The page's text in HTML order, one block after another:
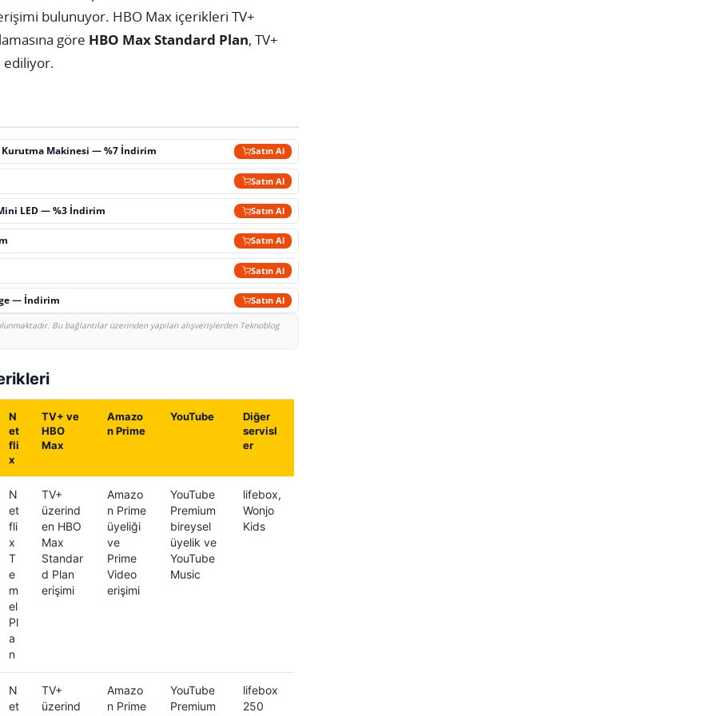
bulunuyor. HBO Max içerikleri TV+
göre HBO Max Standard Plan, TV+
ediliyor.
Kurutma Makinesi — %7 İndirim Satın Al
Satın Al
LED — %3 İndirim Satın Al
Satın Al
Satın Al
— İndirim Satın Al
Bu bağlantılar üzerinden yapılan alışverişlerden Teknoblog
N
et
fli
x
TV+ ve
HBO
Max
Amazo
n Prime
YouTube
Diğer
servisl
er
N
et
fli
x
T
e
m
el
Pl
a
n
TV+
üzerind
en HBO
Max
Standar
d Plan
erişimi
Amazo
n Prime
üyeliği
ve
Prime
Video
erişimi
YouTube
Premium
bireysel
üyelik ve
YouTube
Music
lifebox,
Wonjo
Kids
N
et
TV+
üzerind
Amazo
n Prime
YouTube
Premium
lifebox
250